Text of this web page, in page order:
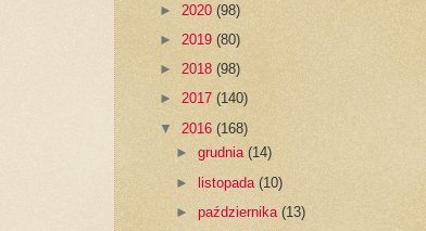
► 2020 (98)
► 2019 (80)
► 2018 (98)
► 2017 (140)
▼ 2016 (168)
► grudnia (14)
► listopada (10)
► października (13)